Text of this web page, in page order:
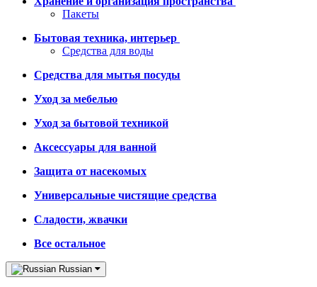
Пакеты
Бытовая техника, интерьер
Средства для воды
Средства для мытья посуды
Уход за мебелью
Уход за бытовой техникой
Аксессуары для ванной
Защита от насекомых
Универсальные чистящие средства
Сладости, жвачки
Все остальное
Russian